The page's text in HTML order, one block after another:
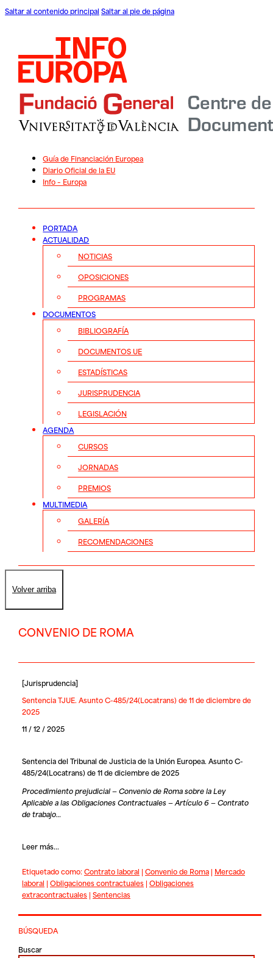
Saltar al contenido principal Saltar al pie de página
Guía de Financiación Europea
Diario Oficial de la EU
Info – Europa
PORTADA
ACTUALIDAD
NOTICIAS
OPOSICIONES
PROGRAMAS
DOCUMENTOS
BIBLIOGRAFÍA
DOCUMENTOS UE
ESTADÍSTICAS
JURISPRUDENCIA
LEGISLACIÓN
AGENDA
CURSOS
JORNADAS
PREMIOS
MULTIMEDIA
GALERÍA
RECOMENDACIONES
Volver arriba
CONVENIO DE ROMA
[Jurisprudencia]
Sentencia TJUE. Asunto C-485/24(Locatrans) de 11 de diciembre de
2025
11 / 12 / 2025
Sentencia del Tribunal de Justicia de la Unión Europea. Asunto C-
485/24(Locatrans) de 11 de diciembre de 2025
Procedimiento prejudicial — Convenio de Roma sobre la Ley
Aplicable a las Obligaciones Contractuales — Artículo 6 — Contrato
de trabajo…
Leer más...
Etiquetado como:Contrato laboral | Convenio de Roma| Mercado
laboral | Obligaciones contractuales| Obligaciones
extracontractuales| Sentencias
BÚSQUEDA
Buscar